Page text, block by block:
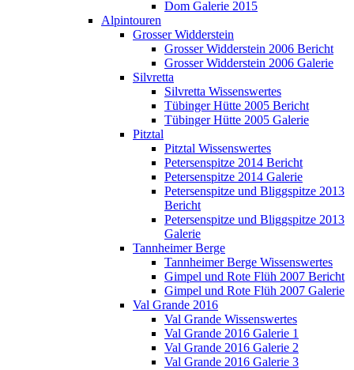
Dom Galerie 2015
Alpintouren
Grosser Widderstein
Grosser Widderstein 2006 Bericht
Grosser Widderstein 2006 Galerie
Silvretta
Silvretta Wissenswertes
Tübinger Hütte 2005 Bericht
Tübinger Hütte 2005 Galerie
Pitztal
Pitztal Wissenswertes
Petersenspitze 2014 Bericht
Petersenspitze 2014 Galerie
Petersenspitze und Bliggspitze 2013
Bericht
Petersenspitze und Bliggspitze 2013
Galerie
Tannheimer Berge
Tannheimer Berge Wissenswertes
Gimpel und Rote Flüh 2007 Bericht
Gimpel und Rote Flüh 2007 Galerie
Val Grande 2016
Val Grande Wissenswertes
Val Grande 2016 Galerie 1
Val Grande 2016 Galerie 2
Val Grande 2016 Galerie 3